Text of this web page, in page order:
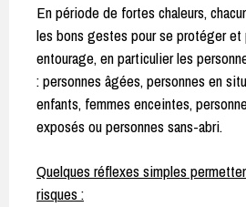
En période de fortes chaleurs,
les bons gestes pour se protéger
entourage, en particulier les
: personnes âgées, personnes en
enfants, femmes enceintes,
exposés ou personnes sans-abri.
Quelques réflexes simples
risques :